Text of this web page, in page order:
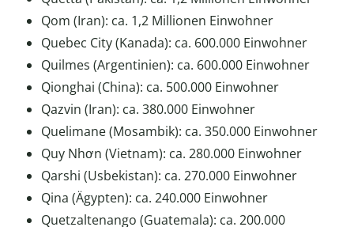
Qom (Iran): ca. 1,2 Millionen Einwohner
Quebec City (Kanada): ca. 600.000 Einwohner
Quilmes (Argentinien): ca. 600.000 Einwohner
Qionghai (China): ca. 500.000 Einwohner
Qazvin (Iran): ca. 380.000 Einwohner
Quelimane (Mosambik): ca. 350.000 Einwohner
Quy Nhơn (Vietnam): ca. 280.000 Einwohner
Qarshi (Usbekistan): ca. 270.000 Einwohner
Qina (Ägypten): ca. 240.000 Einwohner
Quetzaltenango (Guatemala): ca. 200.000